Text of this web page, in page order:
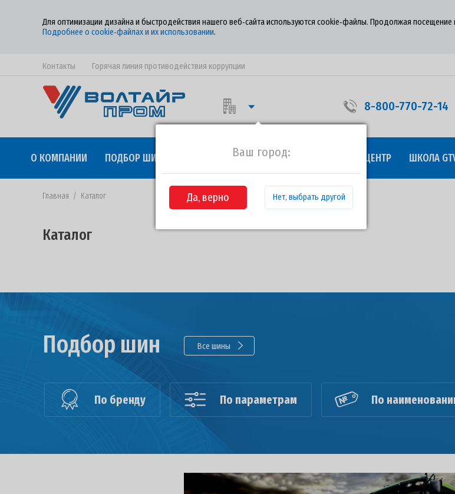
Для оптимизации дизайна и быстродействия нашего веб‑сайта используются cookie‑файлы. Продолжая
Подробнее о cookie‑файлах и их использовании.
Контакты Горячая линия противодействия коррупции
Ваш город:
Да, верно Нет, выбрать другой
8-800-770-72-14
О КОМПАНИИ ПОДБОР ШИН СОТРУДНИЧЕСТВО ПРЕСС-ЦЕНТР ШКОЛА
Главная / Каталог
Каталог
Подбор шин Все шины
По бренду По параметрам По